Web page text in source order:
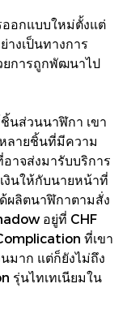
อกแบบใหม่ตั้งแต่
งเป็นทางการ
ยการถูกพัฒนาไป
นส่วนนาฬิกา เขา
ลายชิ้นที่มีความ
าจส่งมารับบริการ
งินให้กับนายหน้าที่
ผลิตนาฬิกาตามสั่ง
อยู่ที่ CHF
ที่เขา
มาก แต่ก็ยังไม่ถึง
รุ่นไทเทเนียมใน